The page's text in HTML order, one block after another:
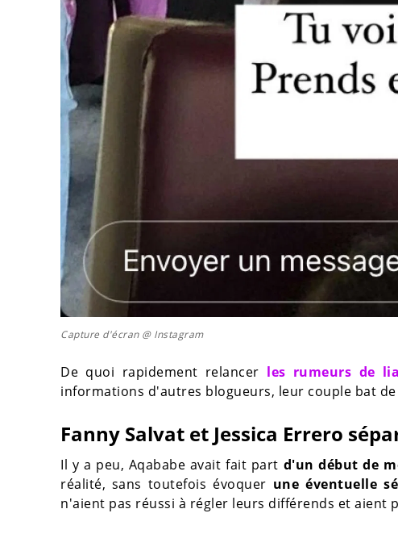
Capture d'écran @ Instagram
De quoi rapidement relancer les rumeurs de
informations d'autres blogueurs, leur couple bat
Fanny Salvat et Jessica Errero
Il y a peu, Aqababe avait fait part d'un début de
réalité, sans toutefois évoquer une éventuelle
n'aient pas réussi à régler leurs différends et aient